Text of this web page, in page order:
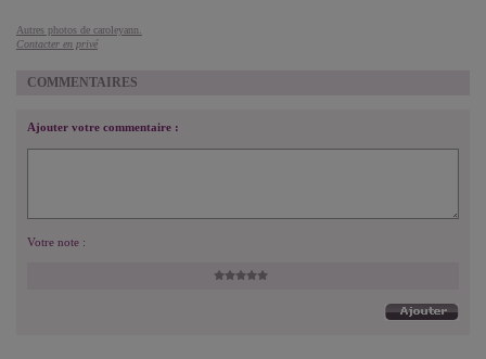
Autres photos de caroleyann.
Contacter en privé
COMMENTAIRES
Ajouter votre commentaire :
Votre note :